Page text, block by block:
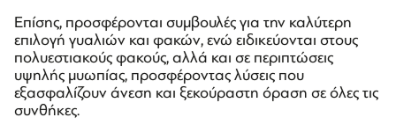
Επίσης, προσφέρονται συμβουλές για την καλύτερη
επιλογή γυαλιών και φακών, ενώ ειδικεύονται στους
πολυεστιακούς φακούς, αλλά και σε περιπτώσεις
υψηλής μυωπίας, προσφέροντας λύσεις που
εξασφαλίζουν άνεση και ξεκούραστη όραση σε όλες τις
συνθήκες.